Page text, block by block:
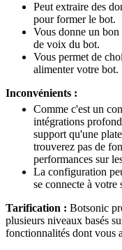
Peut extraire des
pour former le bot.
Vous donne un
de voix du bot.
Vous permet de
alimenter votre bot.
Inconvénients :
Comme c'est un
intégrations
support qu'une
trouverez pas de
performances sur
La configuration
se connecte à votre
Tarification : Botsonic
plusieurs niveaux basés
fonctionnalités dont vous